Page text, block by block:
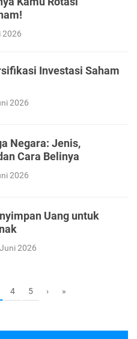
2026
Investasi Saham
2026
Negara: Jenis,
Cara Belinya
2026
Uang untuk
2026
4 5 › »